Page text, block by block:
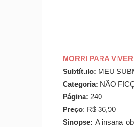
MORRI PARA
Subtítulo: MEU
Categoria: NÃO
Página: 240
Preço: R$ 36,90
Sinopse: A insana